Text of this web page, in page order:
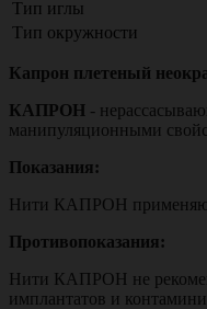
Тип иглы
Тип окружности
Капрон плетеный
КАПРОН -
манипуляционными
Показания:
Нити КАПРОН
Противопоказания:
Нити КАПРОН не
имплантатов и